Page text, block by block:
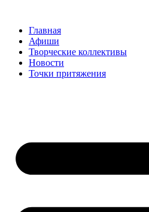
содержимому
Главная
Афиши
Творческие коллективы
Новости
Точки притяжения